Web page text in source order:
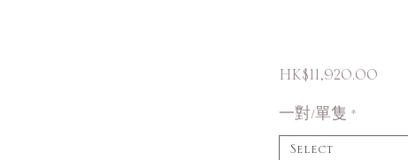
HK$11,920.00Price
一對/單隻 *
Select